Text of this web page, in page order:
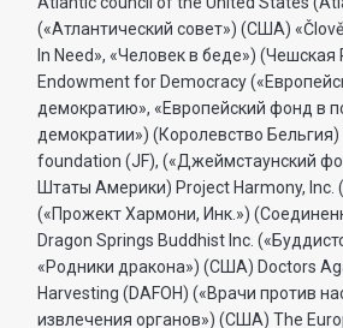
(«Атлантический совет») (США)
In Need», «Человек в беде»)
Endowment for Democracy
демократию», «Европейский фонд в
демократии») (Королевство
foundation (JF), («Джеймстаунский
Штаты Америки) Project Harmony, Inc.
(«Прожект Хармони, Инк.»)
Dragon Springs Buddhist Inc.
«Родники дракона») (США) Doctors
Harvesting (DAFOH) («Врачи против
извлечения органов») (США) The